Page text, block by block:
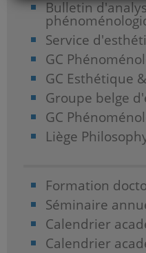
Bulletin
Service
GC
GC Esthétique
Groupe belge
GC
Liège
Formation
Séminaire
Calendrier
Calendrier